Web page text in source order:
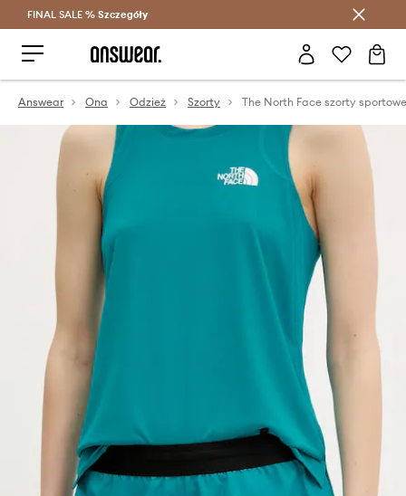
Oszczędzaj z Answear Club >
FINAL SALE % Szczegóły
Answear Ona Odzież Szorty